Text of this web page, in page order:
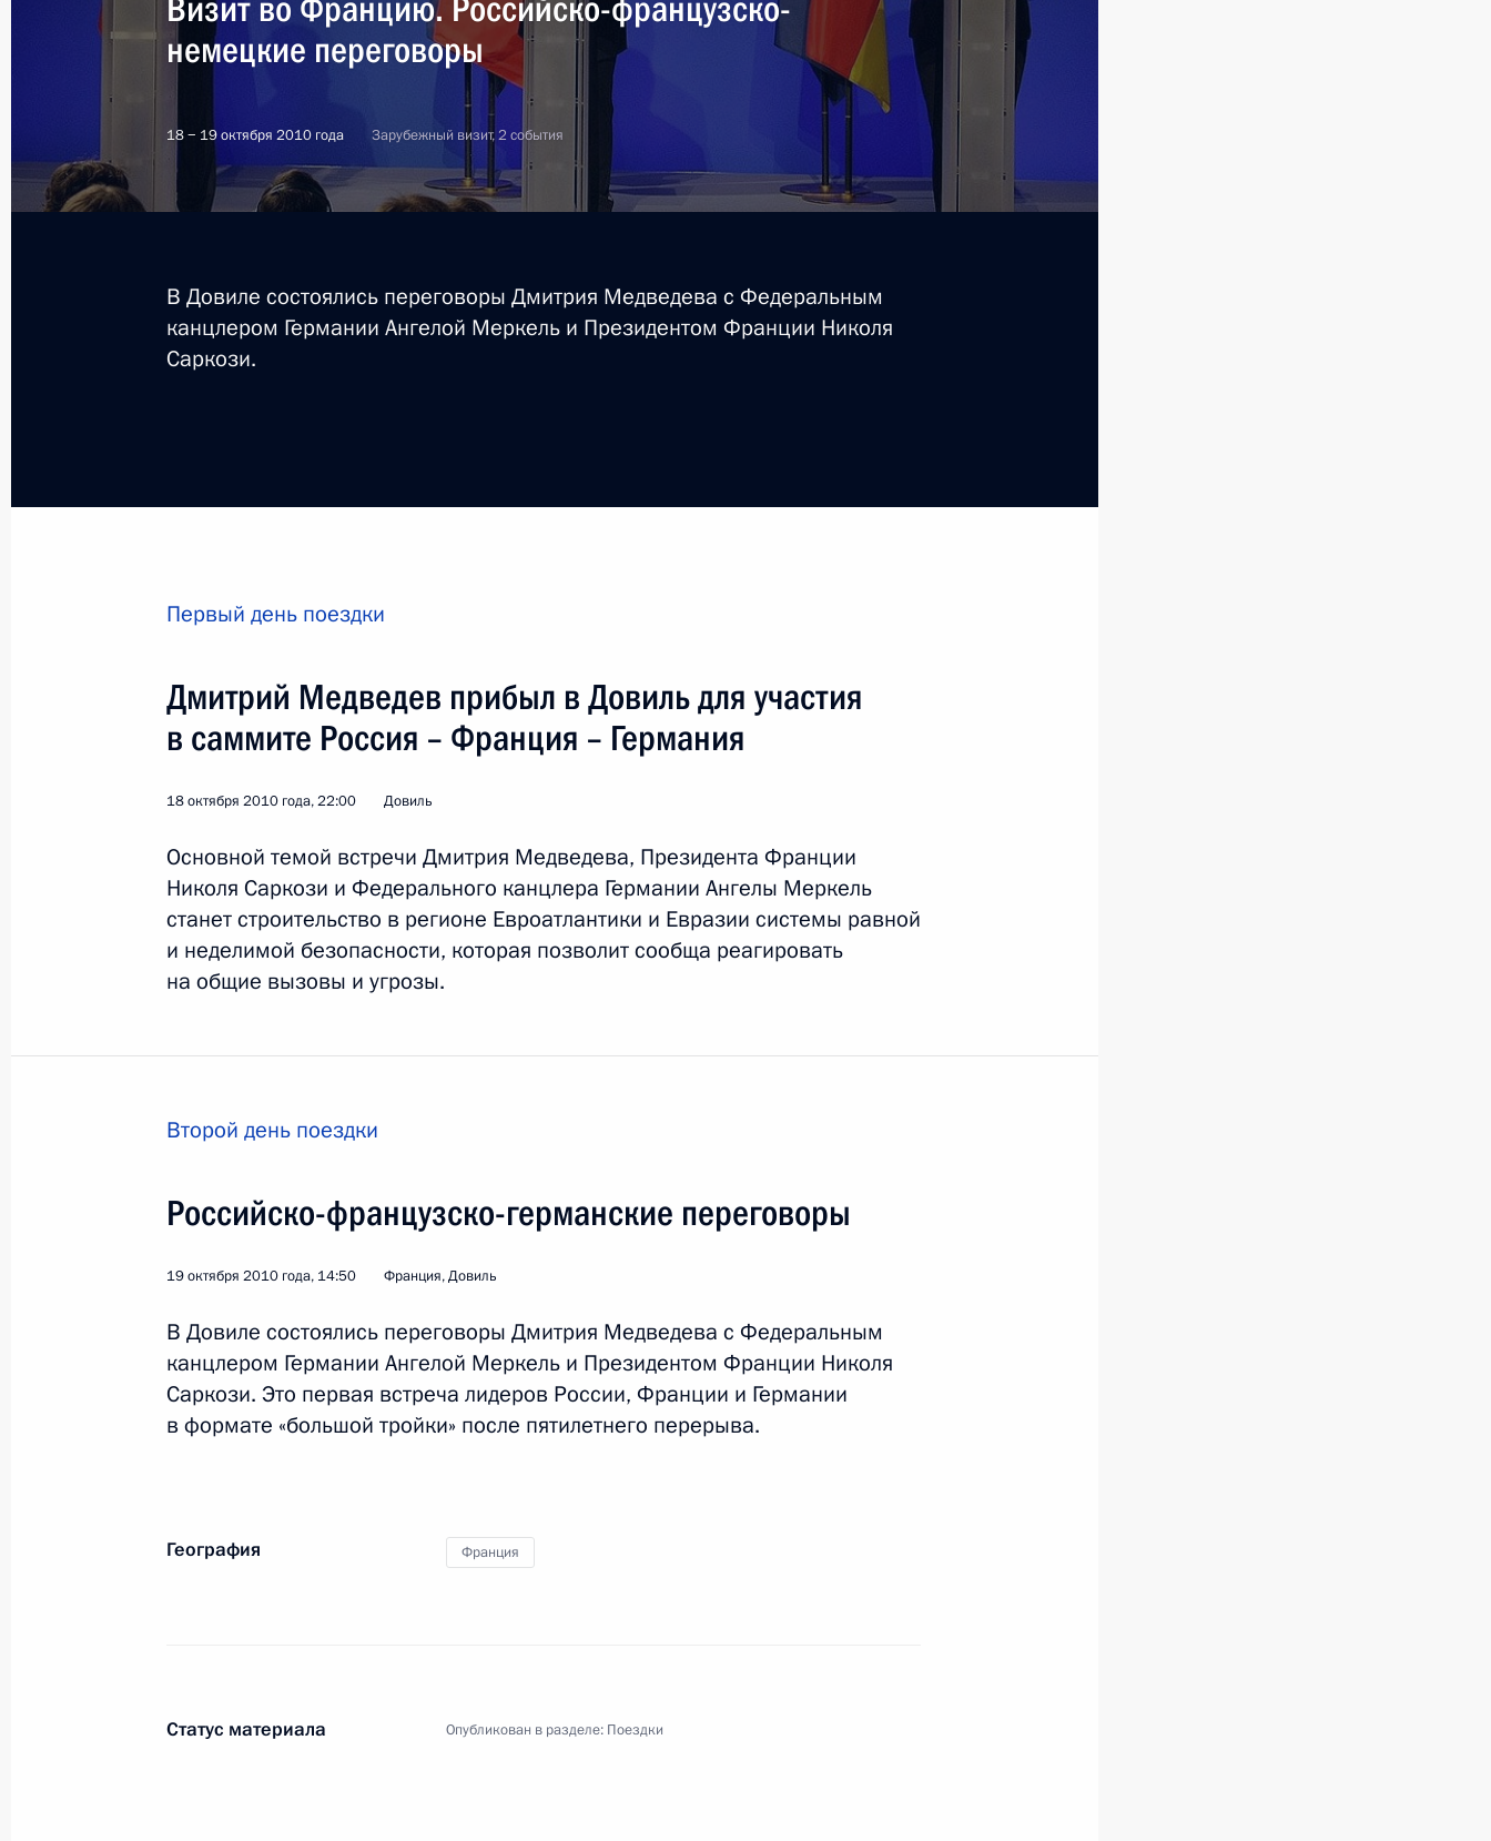
Россия 25 ноября 2010 года Рабочая поездка 1 событие
Поездка в Республику Коми. Заседание президиума
Государственного совета
Россия 23 ноября 2010 года Рабочая поездка 1 событие
Визит во Францию. Российско-французско-
немецкие переговоры
18 − 19 октября 2010 года Зарубежный визит, 2 события
В Довиле состоялись переговоры Дмитрия Медведева с Федеральным
канцлером Германии Ангелой Меркель и Президентом Франции Николя
Саркози.
Первый день поездки
Дмитрий Медведев прибыл в Довиль для участия
в саммите Россия – Франция – Германия
18 октября 2010 года, 22:00 Довиль
Основной темой встречи Дмитрия Медведева, Президента Франции
Николя Саркози и Федерального канцлера Германии Ангелы Меркель
станет строительство в регионе Евроатлантики и Евразии системы равной
и неделимой безопасности, которая позволит сообща реагировать
на общие вызовы и угрозы.
Второй день поездки
Российско-французско-германские переговоры
19 октября 2010 года, 14:50 Франция, Довиль
В Довиле состоялись переговоры Дмитрия Медведева с Федеральным
канцлером Германии Ангелой Меркель и Президентом Франции Николя
Саркози. Это первая встреча лидеров России, Франции и Германии
в формате «большой тройки» после пятилетнего перерыва.
География Франция
Статус материала Опубликован в разделе: Поездки